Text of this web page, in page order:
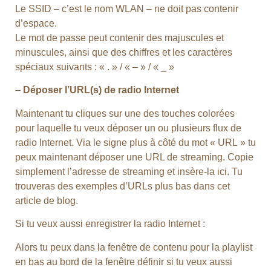
Le SSID – c’est le nom WLAN – ne doit pas contenir
d’espace.
Le mot de passe peut contenir des majuscules et
minuscules, ainsi que des chiffres et les caractères
spéciaux suivants : « . » / « – » / « _ »
– Déposer l’URL(s) de radio Internet
Maintenant tu cliques sur une des touches colorées
pour laquelle tu veux déposer un ou plusieurs flux de
radio Internet. Via le signe plus à côté du mot « URL » tu
peux maintenant déposer une URL de streaming. Copie
simplement l’adresse de streaming et insère-la ici. Tu
trouveras des exemples d’URLs plus bas dans cet
article de blog.
Si tu veux aussi enregistrer la radio Internet :
Alors tu peux dans la fenêtre de contenu pour la playlist
en bas au bord de la fenêtre définir si tu veux aussi